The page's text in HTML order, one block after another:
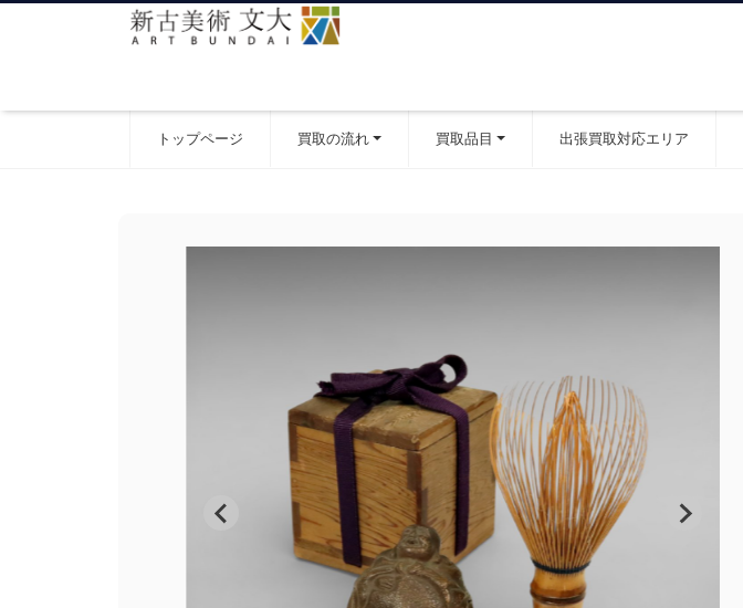
トップページ 買取の流れ 買取品目 出張買取対応エリア